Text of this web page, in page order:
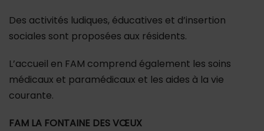
Des activités ludiques, éducatives et d’insertion
sociales sont proposées aux résidents.
L’accueil en FAM comprend également les soins
médicaux et paramédicaux et les aides à la vie
courante.
FAM LA FONTAINE DES VŒUX